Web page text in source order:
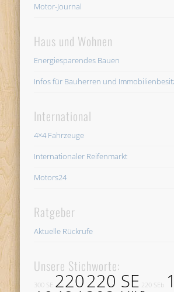
Motor-Journal
Haus und Wohnen
Energiesparendes Bauen
Infos für Bauherren und
International
4×4 Fahrzeuge
Internationaler Reifenmarkt
Motors24
Ratgeber
Aktuelle Rückrufe
Unsere Stichworte:
300 SE 220220 SE 220 SEb